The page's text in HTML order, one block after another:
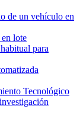
de un vehículo en
lote
para
Tecnológico